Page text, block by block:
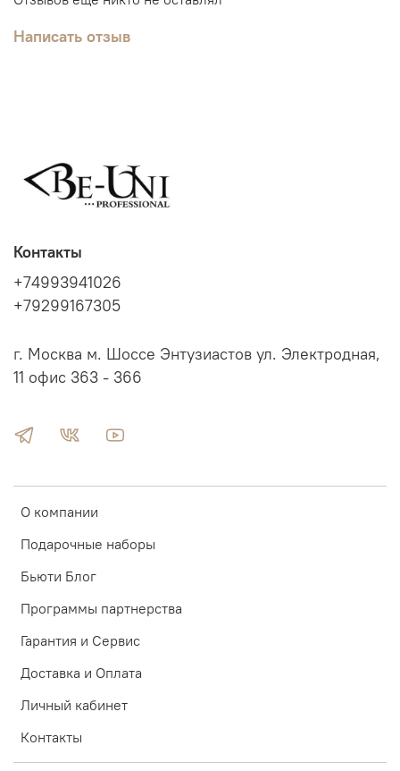
Написать отзыв
О компании
Подарочные наборы
Бьюти Блог
Программы партнерства
Гарантия и Сервис
Доставка и Оплата
Личный кабинет
Контакты
Контакты
+74993941026
+79299167305
г. Москва м. Шоссе Энтузиастов ул. Электродная,
11 офис 363 - 366